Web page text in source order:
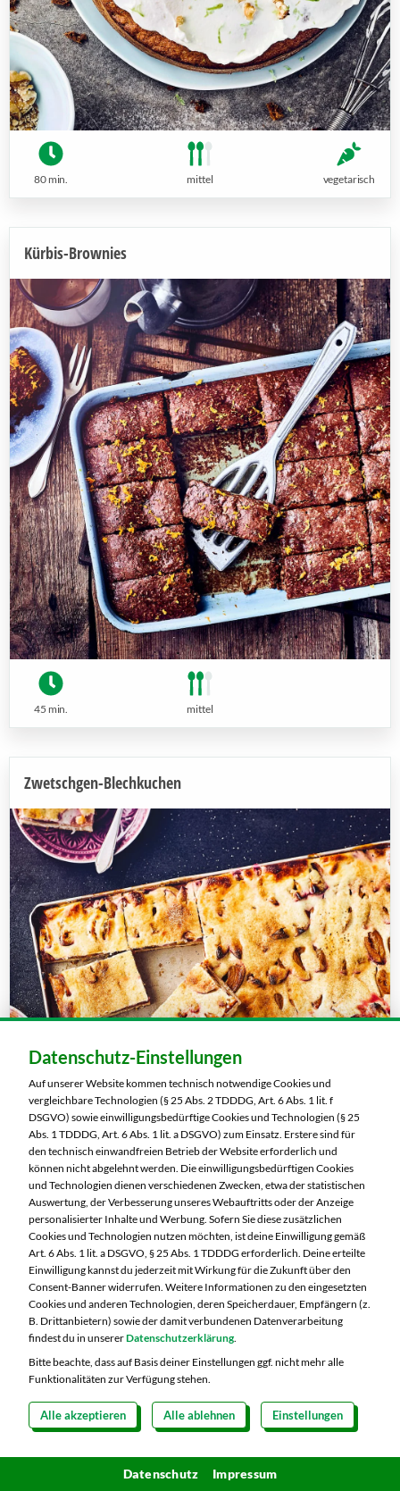
80 min. mittel vegetarisch
Kürbis-Brownies
45 min. mittel
Zwetschgen-Blechkuchen
60 min. mittel
Germknödel
Datenschutz-Einstellungen
Auf unserer Website kommen technisch notwendige Cookies und
vergleichbare Technologien (§ 25 Abs. 2 TDDDG, Art. 6 Abs. 1 lit. f
DSGVO) sowie einwilligungsbedürftige Cookies und Technologien (§ 25
Abs. 1 TDDDG, Art. 6 Abs. 1 lit. a DSGVO) zum Einsatz. Erstere sind für
den technisch einwandfreien Betrieb der Website erforderlich und
können nicht abgelehnt werden. Die einwilligungsbedürftigen Cookies
und Technologien dienen verschiedenen Zwecken, etwa der statistischen
Auswertung, der Verbesserung unseres Webauftritts oder der Anzeige
personalisierter Inhalte und Werbung. Sofern Sie diese zusätzlichen
Cookies und Technologien nutzen möchten, ist deine Einwilligung gemäß
Art. 6 Abs. 1 lit. a DSGVO, § 25 Abs. 1 TDDDG erforderlich. Deine erteilte
Einwilligung kannst du jederzeit mit Wirkung für die Zukunft über den
Consent-Banner widerrufen. Weitere Informationen zu den eingesetzten
Cookies und anderen Technologien, deren Speicherdauer, Empfängern (z.
B. Drittanbietern) sowie der damit verbundenen Datenverarbeitung
findest du in unsererDatenschutzerklärung.
Bitte beachte, dass auf Basis deiner Einstellungen ggf. nicht mehr alle
Funktionalitäten zur Verfügung stehen.
Alle akzeptieren Alle ablehnen Einstellungen
Datenschutz Impressum